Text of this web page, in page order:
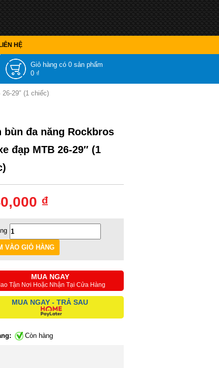
LIÊN HỆ
Giỏ hàng có 0 sản phẩm
0 ₫
29″ (1 chiếc)
bùn đa năng Rockbros
đạp MTB 26-29″ (1
₫
MUA NGAY
Tận Nơi Hoặc Nhận Tại Cửa Hàng
MUA NGAY - TRẢ SAU
Còn hàng